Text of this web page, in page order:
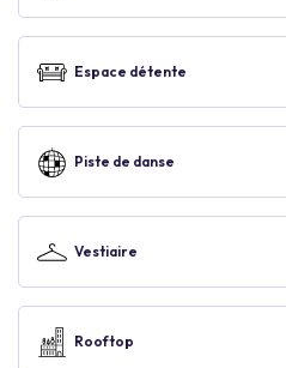
Espace détente
Piste de danse
Vestiaire
Rooftop